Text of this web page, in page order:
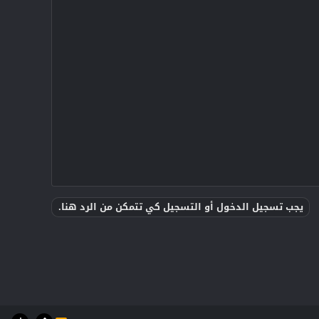
يجب تسجيل الدخول أو التسجيل كي تتمكن من الرد هنا.